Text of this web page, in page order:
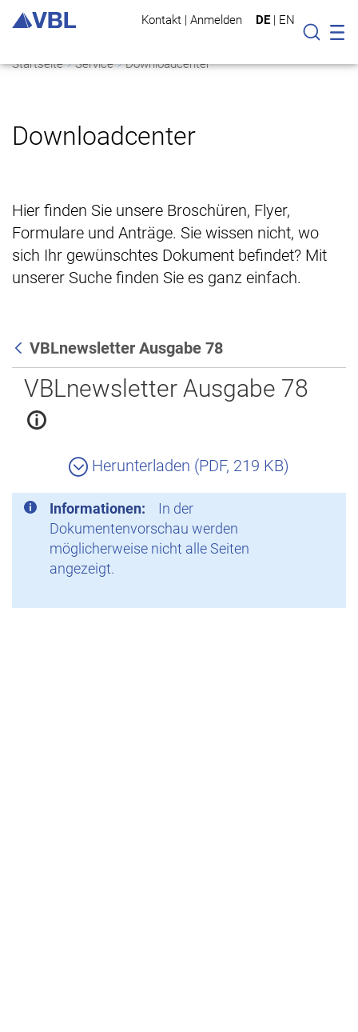
Kontakt | Anmelden DE | EN
Suche
Startseite Service Downloadcenter
Downloadcenter
Hier finden Sie unsere Broschüren, Flyer,
Formulare und Anträge. Sie wissen nicht, wo
sich Ihr gewünschtes Dokument befindet? Mit
unserer Suche finden Sie es ganz einfach.
Zurück
VBLnewsletter Ausgabe 78
VBLnewsletter Ausgabe 78
Herunterladen (PDF, 219 KB)
Informationen:
In der
Dokumentenvorschau werden
möglicherweise nicht alle Seiten
angezeigt.